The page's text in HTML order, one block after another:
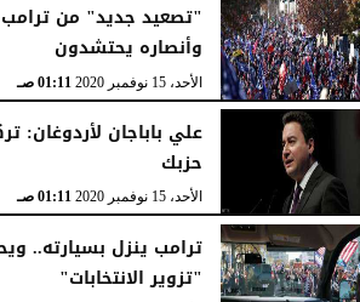
الأحد، 15 نوفمبر 2020 01:13 صـ
"تصعيد جديد" من
وأنصاره يحتشدون
الأحد، 15 نوفمبر 2020 01:11 صـ
علي باباجان لأردوغان:
حزبك
الأحد، 15 نوفمبر 2020 01:11 صـ
ترامب ينزل بسيارته..
"تزوير الانتخابات"